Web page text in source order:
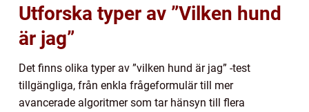
Utforska typer av ”Vilken hund
är jag”
Det finns olika typer av ”vilken hund är jag” -test
tillgängliga, från enkla frågeformulär till mer
avancerade algoritmer som tar hänsyn till flera